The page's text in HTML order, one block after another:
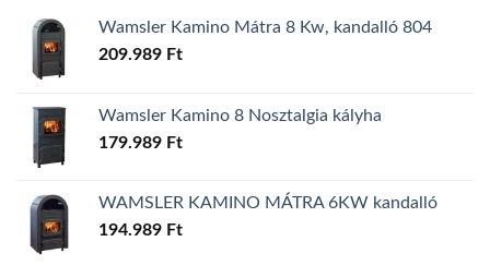
Wamsler Kamino Mátra 8 Kw, kandalló 804
209.989 Ft
Wamsler Kamino 8 Nosztalgia kályha
179.989 Ft
WAMSLER KAMINO MÁTRA 6KW kandalló
194.989 Ft